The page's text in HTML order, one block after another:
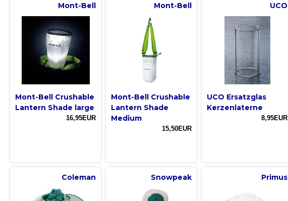
Mont-Bell
Mont-Bell Crushable
Lantern Shade large
16,95EUR
Mont-Bell
Mont-Bell Crushable
Lantern Shade
Medium
15,50EUR
UCO
UCO Ersatzglas
Kerzenlaterne
8,95EUR
Coleman Snowpeak Primus